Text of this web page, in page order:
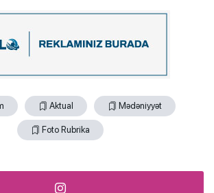
Aktual Mədəniyyət
Foto Rubrika